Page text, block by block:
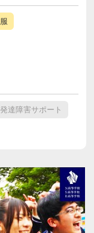
発達障害サポート